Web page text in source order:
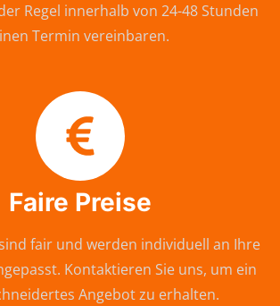
Regel innerhalb von 24-48 Stunden
Termin vereinbaren.
Faire Preise
fair und werden individuell an Ihre
Kontaktieren Sie uns, um ein
Angebot zu erhalten.